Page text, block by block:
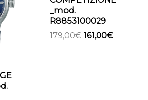
415,00€.
_mod.
R8853100029
179,00€
179,00€.
161,00€
161,00€.